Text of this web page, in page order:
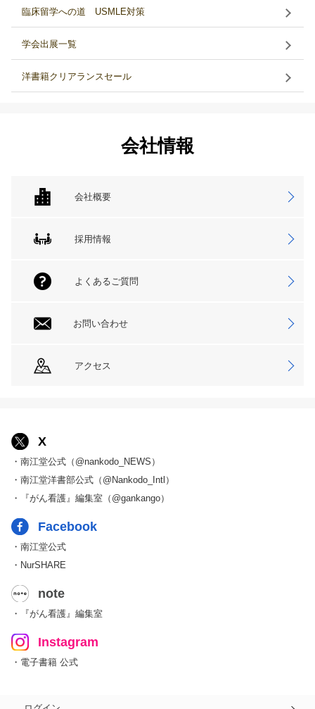
臨床留学への道 USMLE対策
学会出展一覧
洋書籍クリアランスセール
会社情報
会社概要
採用情報
よくあるご質問
お問い合わせ
アクセス
X
・南江堂公式（@nankodo_NEWS）
・南江堂洋書部公式（@Nankodo_Intl）
・『がん看護』編集室（@gankango）
Facebook
・南江堂公式
・NurSHARE
note
・『がん看護』編集室
Instagram
・電子書籍 公式